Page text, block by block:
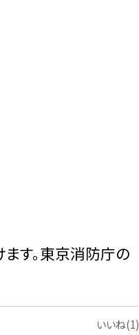
ます。東京消防庁の
いいね(1)